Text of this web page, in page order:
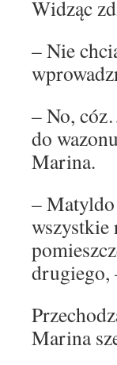
Widząc
– Nie
– No,
do
Marina.
– Matyldo
wszystkie
drugiego,
Marina